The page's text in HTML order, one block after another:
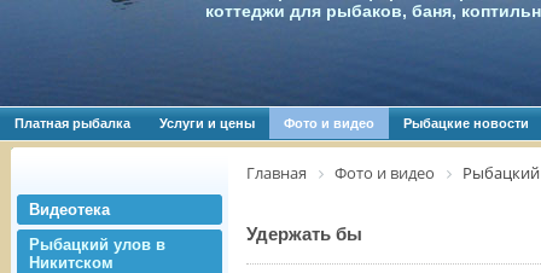
коттеджи для рыбаков, баня,
Платная рыбалка Услуги и цены Фото и видео Рыбацкие новости
Видеотека
Рыбацкий улов в
Никитском
Главная Фото и видео
Удержать бы